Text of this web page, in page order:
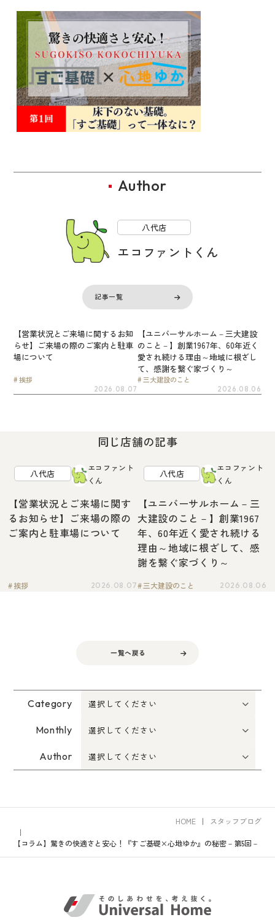
Author
八代店
エコファントくん
記事一覧
【営業状況とご来場に関するお知
らせ】ご来場の際のご案内と駐車
場について
挨拶
2026.08.07
【ユニバーサルホーム－三大建設
のこと－】創業1967年、60年近く
愛され続ける理由～地域に根ざし
て、感謝を繋ぐ家づくり～
三大建設のこと
2026.08.06
同じ店舗の記事
八代店
エコファント
くん
【営業状況とご来場に関す
るお知らせ】ご来場の際の
ご案内と駐車場について
挨拶 2026.08.07
八代店
エコファント
くん
【ユニバーサルホーム－三
大建設のこと－】創業1967
年、60年近く愛され続ける
理由～地域に根ざして、感
謝を繋ぐ家づくり～
三大建設のこと 2026.08.06
一覧へ戻る
Category
Monthly
Author
HOME スタッフブログ
【コラム】驚きの快適さと安心！『すご基礎×心地ゆか』の秘密－第5回－